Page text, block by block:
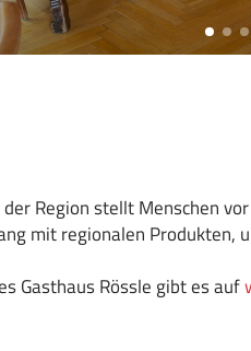
Region stellt Menschen
mit regionalen Produkten,
Gasthaus Rössle gibt es auf